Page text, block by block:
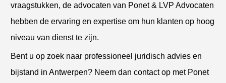
vraagstukken, de advocaten van Ponet & LVP Advocaten
hebben de ervaring en expertise om hun klanten op hoog
niveau van dienst te zijn.
Bent u op zoek naar professioneel juridisch advies en
bijstand in Antwerpen? Neem dan contact op met Ponet